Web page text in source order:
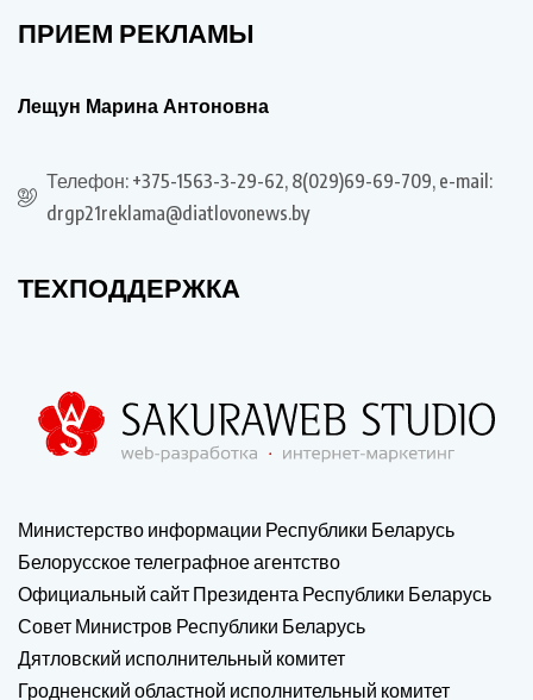
ПРИЕМ РЕКЛАМЫ
Лещун Марина Антоновна
Телефон: +375-1563-3-29-62, 8(029)69-69-709, e-mail:
drgp21reklama@diatlovonews.by
ТЕХПОДДЕРЖКА
Министерство информации Республики Беларусь
Белорусское телеграфное агентство
Официальный сайт Президента Республики Беларусь
Совет Министров Республики Беларусь
Дятловский исполнительный комитет
Гродненский областной исполнительный комитет